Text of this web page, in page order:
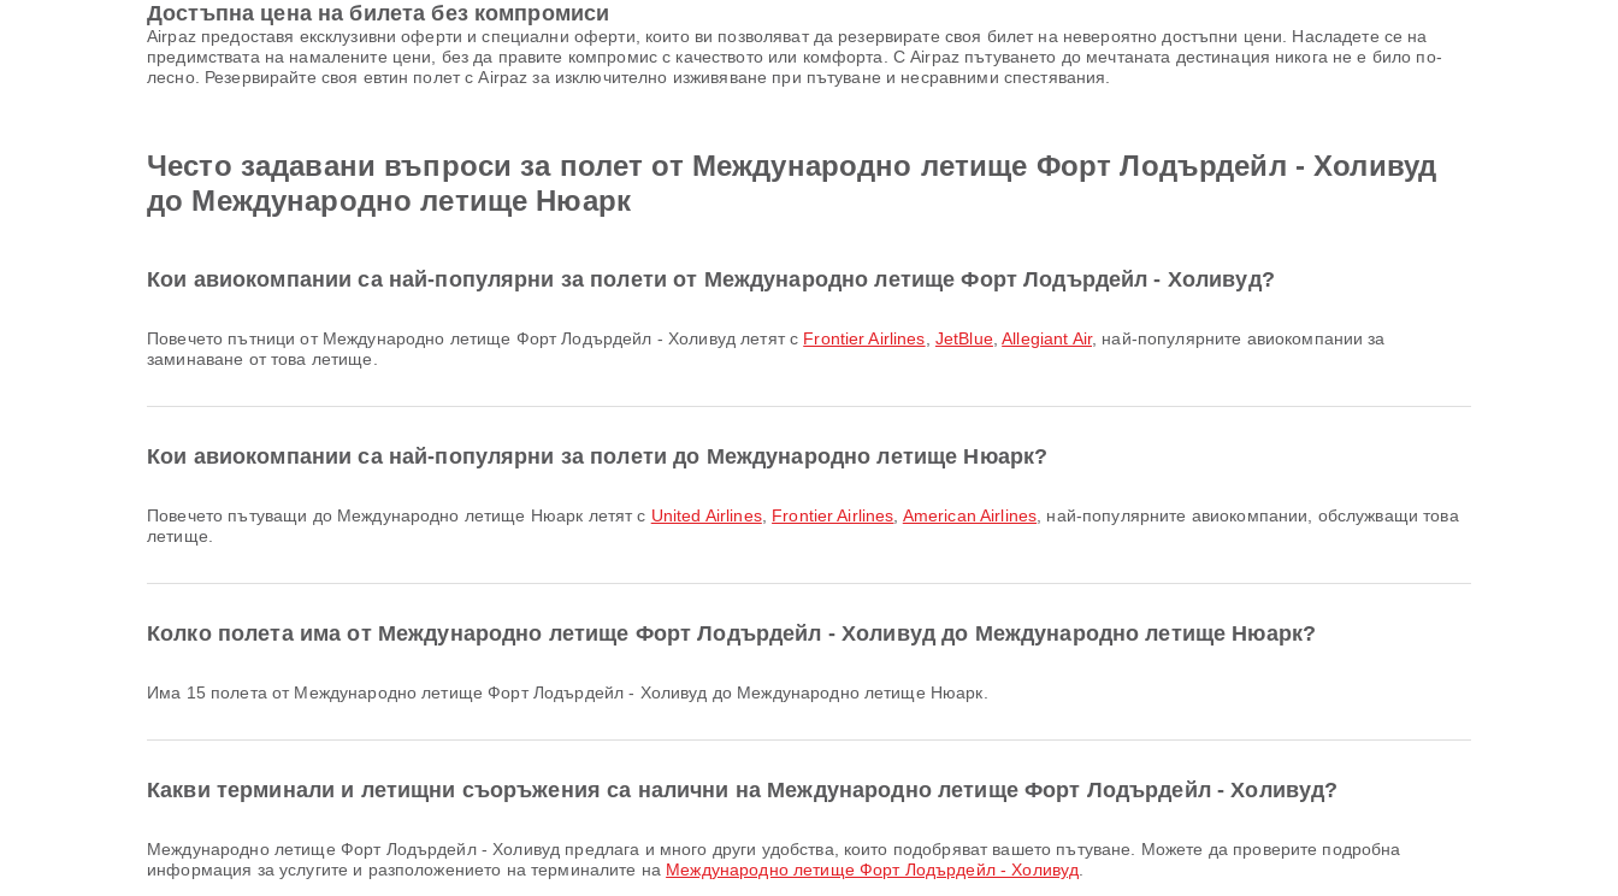
Достъпна цена на билета без компромиси
Airpaz предоставя ексклузивни оферти и специални оферти, които ви позволяват да резервирате своя билет на невероятно достъпни цени. Насладете се на
предимствата на намалените цени, без да правите компромис с качеството или комфорта. С Airpaz пътуването до мечтаната дестинация никога не е било по-
лесно. Резервирайте своя евтин полет с Airpaz за изключително изживяване при пътуване и несравними спестявания.
Често задавани въпроси за полет от Международно летище Форт Лодърдейл - Холивуд
до Международно летище Нюарк
Кои авиокомпании са най-популярни за полети от Международно летище Форт Лодърдейл - Холивуд?
Повечето пътници от Международно летище Форт Лодърдейл - Холивуд летят с Frontier Airlines JetBlue,Allegiant Air, най-популярните авиокомпании за
заминаване от това летище.
Кои авиокомпании са най-популярни за полети до Международно летище Нюарк?
Повечето пътуващи до Международно летище Нюарк летят с United Airlines, Frontier Airlines American Airlines , най-популярните авиокомпании, обслужващи това
летище.
Колко полета има от Международно летище Форт Лодърдейл - Холивуд до Международно летище Нюарк?
Има 15 полета от Международно летище Форт Лодърдейл - Холивуд до Международно летище Нюарк.
Какви терминали и летищни съоръжения са налични на Международно летище Форт Лодърдейл - Холивуд?
Международно летище Форт Лодърдейл - Холивуд предлага и много други удобства, които подобряват вашето пътуване. Можете да проверите подробна
информация за услугите и разположението на терминалите на Международно летище Форт Лодърдейл - Холивуд